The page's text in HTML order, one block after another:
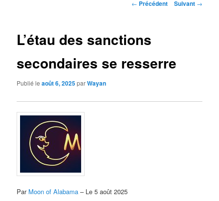
Navigation
← Précédent Suivant →
L’étau des sanctions
secondaires se resserre
Publié leaoût 6, 2025parWayan
Par Moon of Alabama – Le 5 août 2025